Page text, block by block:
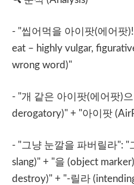
- "씹어먹을 아이팟(에어팟
eat – highly vulgar,
wrong word)"
- "개 같은 아이팟(에어팟)
derogatory)" + "아이팟
- "그냥 눈깔을 파버릴라": "
slang)" + "을 (object
destroy)" + "-릴라